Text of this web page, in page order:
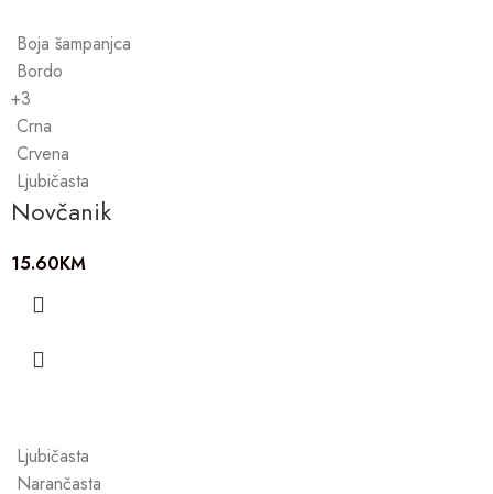
Boja šampanjca
Bordo
+3
Crna
Crvena
Ljubičasta
Novčanik
15.60KM
Ljubičasta
Narančasta